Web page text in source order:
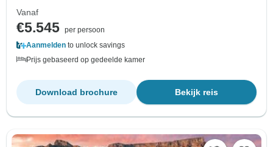
Vanaf
€5.545 per persoon
Aanmelden to unlock savings
Prijs gebaseerd op gedeelde kamer
Bekijk reis
Download brochure